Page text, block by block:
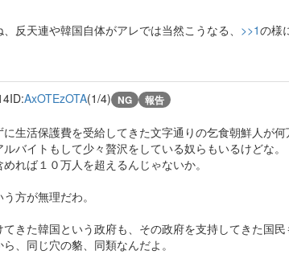
反天連や韓国自体がアレでは当然こうなる、 >>1の様
ID:AxOTEzOTA(1/4) NG 報告
生活保護費を受給してきた文字通りの乞食朝鮮人が何
バイトもして少々贅沢をしている奴らもいるけどな。
れば１０万人を超えるんじゃないか。
方が無理だわ。
きた韓国という政府も、その政府を支持してきた国
、同じ穴の貉、同類なんだよ。